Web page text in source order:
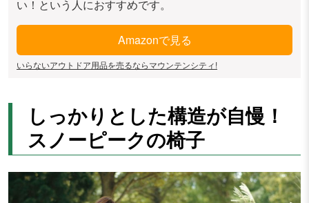
い！という人におすすめです。
Amazonで見る
いらないアウトドア用品を売るならマウンテンシティ!
しっかりとした構造が自慢！
スノーピークの椅子